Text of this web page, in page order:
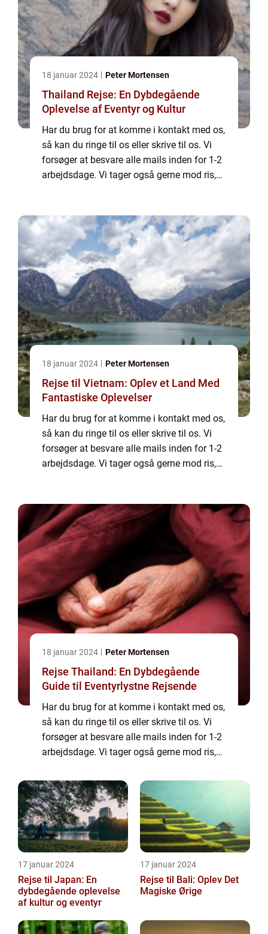
18 januar 2024 Peter Mortensen
Thailand Rejse: En Dybdegående
Oplevelse af Eventyr og Kultur
Har du brug for at komme i kontakt med os,
så kan du ringe til os eller skrive til os. Vi
forsøger at besvare alle mails inden for 1-2
arbejdsdage. Vi tager også gerne mod ris,
18 januar 2024 Peter Mortensen
Rejse til Vietnam: Oplev et Land Med
Fantastiske Oplevelser
Har du brug for at komme i kontakt med os,
så kan du ringe til os eller skrive til os. Vi
forsøger at besvare alle mails inden for 1-2
arbejdsdage. Vi tager også gerne mod ris,
18 januar 2024 Peter Mortensen
Rejse Thailand: En Dybdegående
Guide til Eventyrlystne Rejsende
Har du brug for at komme i kontakt med os,
så kan du ringe til os eller skrive til os. Vi
forsøger at besvare alle mails inden for 1-2
arbejdsdage. Vi tager også gerne mod ris,
17 januar 2024
Rejse til Japan: En
dybdegående oplevelse
af kultur og eventyr
17 januar 2024
Rejse til Bali: Oplev Det
Magiske Ørige